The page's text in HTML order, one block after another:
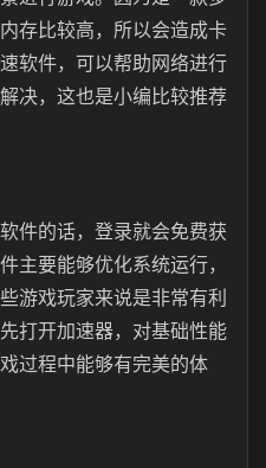
存比较高，所以会造成卡
软件，可以帮助网络进行
决，这也是小编比较推荐
件的话，登录就会免费获
主要能够优化系统运行，
游戏玩家来说是非常有利
打开加速器，对基础性能
过程中能够有完美的体